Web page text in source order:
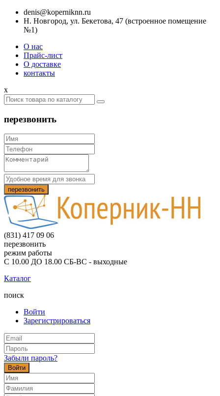
denis@koperniknn.ru
Н. Новгород, ул. Бекетова, 47 (встроенное помещение
№1)
О нас
Прайс-лист
О доставке
контакты
x
перезвонить
(831) 417 09 06
перезвонить
режим работы
С 10.00 ДО 18.00 СБ-ВС - выходные
Каталог
поиск
Войти
Зарегистрироваться
Забыли пароль?
Войти